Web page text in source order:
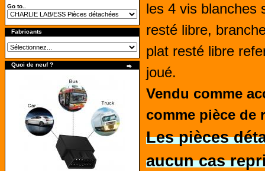
Go to..
Fabricants
Quoi de neuf ?
les 4 vis blanches
resté libre,
plat resté libre
joué.
Vendu comme
comme pièce de
Les pièces
aucun cas